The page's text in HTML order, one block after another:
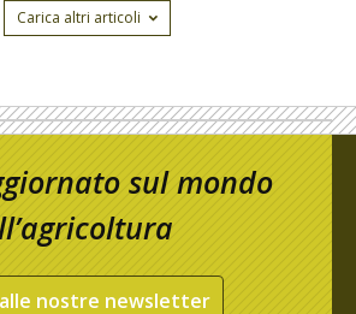
Carica altri articoli
sul mondo
nostre newsletter